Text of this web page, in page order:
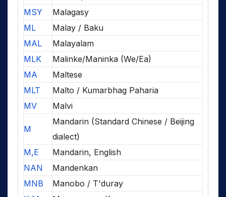
MSY
Malagasy
ML
Malay / Baku
MAL
Malayalam
MLK
Malinke/Maninka (We/Ea)
MA
Maltese
MLT
Malto / Kumarbhag Paharia
MV
Malvi
M
Mandarin (Standard Chinese / Beijing
dialect)
M,E
Mandarin, English
NAN
Mandenkan
MNB
Manobo / T'duray